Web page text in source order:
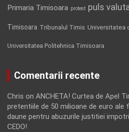
Primaria Timisoara protest puls
Timisoara Tribunalul Timis Universitatea
Universitatea Politehnica Timisoara
Comentarii recente
Chris on ANCHETA! Curtea de Apel
pretentiile de 50 milioane de euro ale
daune pentru abuzurile justitiei
CEDO!